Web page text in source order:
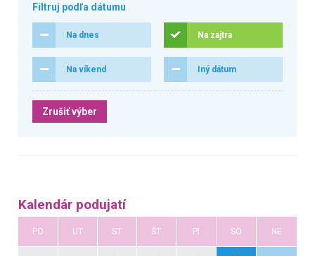
Filtruj podľa dátumu
Na dnes Na zajtra
Na víkend Iný dátum
Zrušiť výber
Kalendár podujatí
PO UT ST ŠT PI SO NE